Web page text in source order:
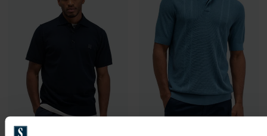
Toevoegen aan favorieten